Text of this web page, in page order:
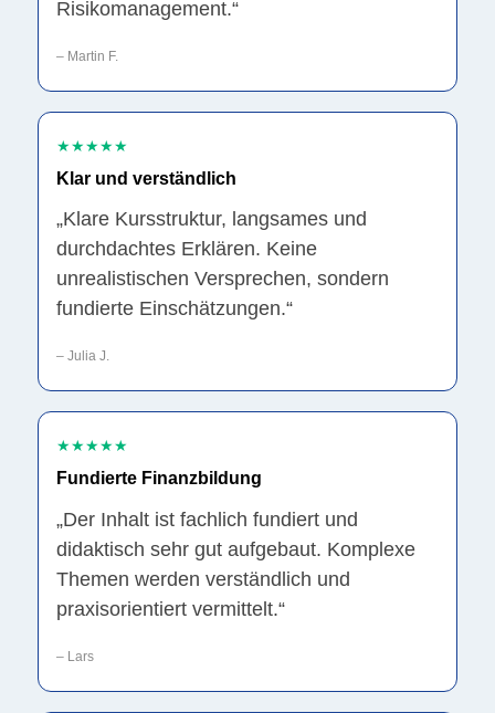
Risikomanagement.“
– Martin F.
★★★★★
Klar und verständlich
„Klare Kursstruktur, langsames und
durchdachtes Erklären. Keine
unrealistischen Versprechen, sondern
fundierte Einschätzungen.“
– Julia J.
★★★★★
Fundierte Finanzbildung
„Der Inhalt ist fachlich fundiert und
didaktisch sehr gut aufgebaut. Komplexe
Themen werden verständlich und
praxisorientiert vermittelt.“
– Lars